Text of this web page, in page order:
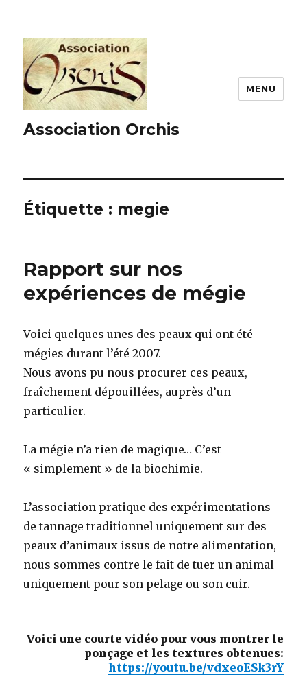
Association Orchis
MENU
Étiquette : megie
Rapport sur nos
expériences de mégie
Voici quelques unes des peaux qui ont été
mégies durant l’été 2007.
Nous avons pu nous procurer ces peaux,
fraîchement dépouillées, auprès d’un
particulier.
La mégie n’a rien de magique… C’est
« simplement » de la biochimie.
L’association pratique des expérimentations
de tannage traditionnel uniquement sur des
peaux d’animaux issus de notre alimentation,
nous sommes contre le fait de tuer un animal
uniquement pour son pelage ou son cuir.
Voici une courte vidéo pour vous montrer le
ponçage et les textures obtenues:
https://youtu.be/vdxeoESk3rY